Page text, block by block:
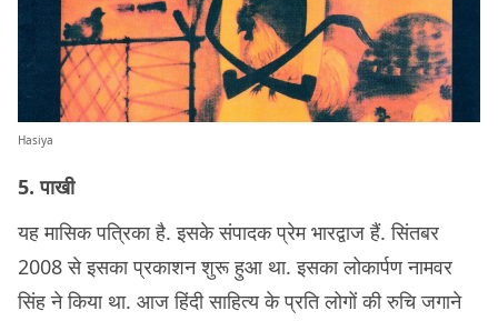
Hasiya
5. पाखी
यह मासिक पत्रिका है. इसके संपादक प्रेम भारद्वाज हैं. सिंतबर
2008 से इसका प्रकाशन शुरू हुआ था. इसका लोकार्पण नामवर
सिंह ने किया था. आज हिंदी साहित्य के प्रति लोगों की रुचि जगाने